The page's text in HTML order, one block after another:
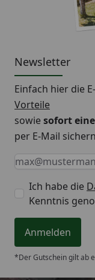
Newsletter
Einfach hier die
Vorteile
sowiesofort
per E-Mail
Keine Eingabe
Eingabe
E-Mail *
Ich habe die
Kenntnis
Anmelden
*Der Gutschein gilt ab